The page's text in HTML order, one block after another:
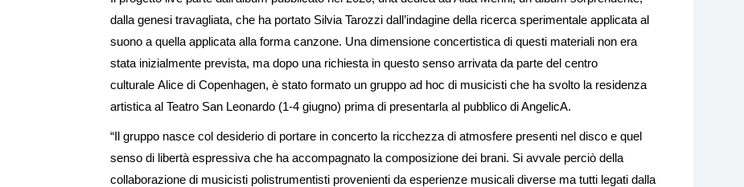
dalla genesi travagliata, che ha portato Silvia Tarozzi dall’indagine della ricerca sperimentale applicata al
suono a quella applicata alla forma canzone. Una dimensione concertistica di questi materiali non era
stata inizialmente prevista, ma dopo una richiesta in questo senso arrivata da parte del centro
culturale Alice di Copenhagen, è stato formato un gruppo ad hoc di musicisti che ha svolto la residenza
artistica al Teatro San Leonardo (1-4 giugno) prima di presentarla al pubblico di AngelicA.
“Il gruppo nasce col desiderio di portare in concerto la ricchezza di atmosfere presenti nel disco e quel
senso di libertà espressiva che ha accompagnato la composizione dei brani. Si avvale perciò della
collaborazione di musicisti polistrumentisti provenienti da esperienze musicali diverse ma tutti legati dalla